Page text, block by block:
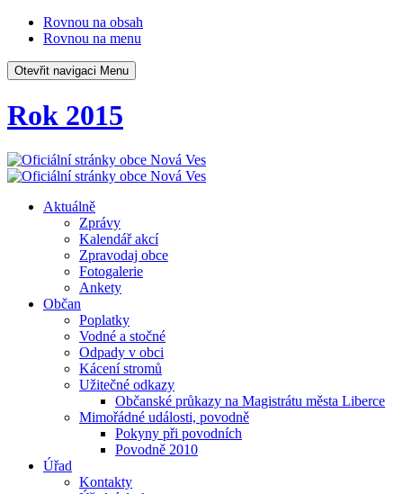
Rovnou na obsah
Rovnou na menu
Otevřit navigaci Menu
Rok 2015
Aktuálně
Zprávy
Kalendář akcí
Zpravodaj obce
Fotogalerie
Ankety
Občan
Poplatky
Vodné a stočné
Odpady v obci
Kácení stromů
Užitečné odkazy
Občanské průkazy na Magistrátu města Liberce
Mimořádné události, povodně
Pokyny při povodních
Povodně 2010
Úřad
Kontakty